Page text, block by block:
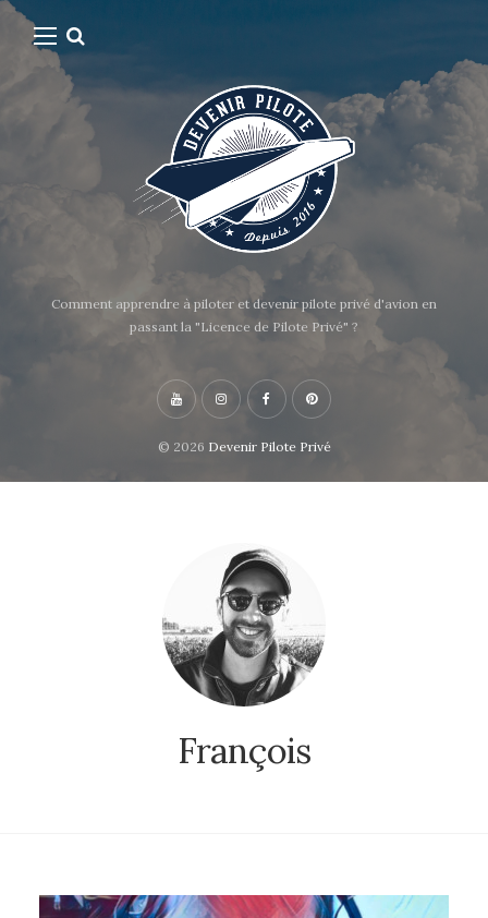
Comment apprendre à piloter et devenir pilote privé d'avion en
passant la "Licence de Pilote Privé" ?
© 2026 Devenir Pilote Privé
François